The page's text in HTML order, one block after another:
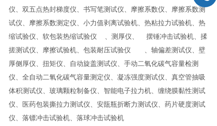
仪、双五点热封梯度仪、书写笔测试仪、摩擦系数仪、摩擦系数测
试仪、摩擦系数测定仪、小力值剥离试验机、热粘拉力试验机、热
缩试验仪、软包装热缩试验仪 、测厚仪、 摆锤冲击试验机、揉
搓测试仪、摩擦试验机、包装耐压试验仪 、轴偏差测试仪、壁
厚侧厚仪、扭矩仪、自动旋盖测试仪、手动二氧化碳气容量检测
仪、全自动二氧化碳气容量测定仪、凝冻强度测试仪、真空管抽吸
体积测试仪、玻璃颗粒制备仪、智能电子拉力机、缠绕膜黏性测试
仪、医药包装撕拉力测试仪、安瓿瓶折断力测试仪、药片硬度测试
仪、落镖冲击试验机、落球冲击试验机